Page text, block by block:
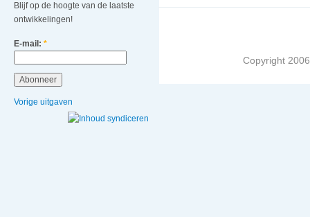
Blijf op de hoogte van de laatste
ontwikkelingen!
E-mail: *
Vorige uitgaven
Copyright